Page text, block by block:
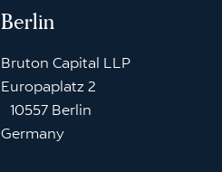
Berlin
Bruton Capital LLP
Europaplatz 2
10557 Berlin
Germany